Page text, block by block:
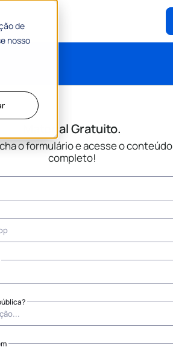
de
nosso
Material Gratuito.
o formulário e acesse o conteúdo
completo!